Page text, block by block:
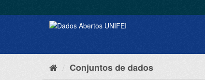
Conjuntos de dados